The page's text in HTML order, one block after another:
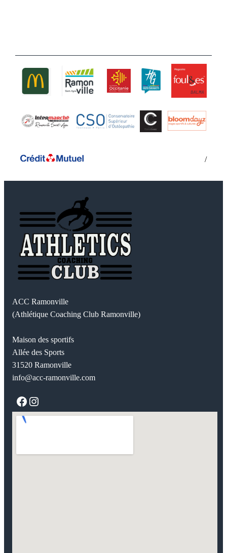
/
ACC Ramonville
(Athlétique Coaching Club Ramonville)
Maison des sportifs
Allée des Sports
31520 Ramonville
info@acc-ramonville.com
Facebook
Instagram